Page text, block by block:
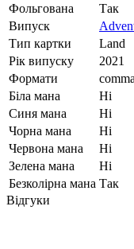
Фольгована
Так
Випуск
Тип картки
Land
Рік випуску
2021
Формати
Біла мана
Ні
Синя мана
Ні
Чорна мана
Ні
Червона мана
Ні
Зелена мана
Ні
Безколірна мана Так
Відгуки